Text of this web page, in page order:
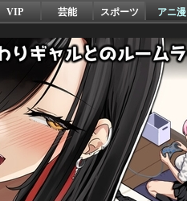
VIP 芸能 スポーツ アニ漫